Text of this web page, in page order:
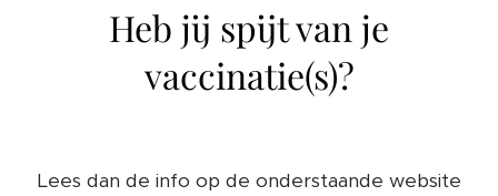
Heb jij spijt van je
vaccinatie(s)?
Lees dan de info op de onderstaande website